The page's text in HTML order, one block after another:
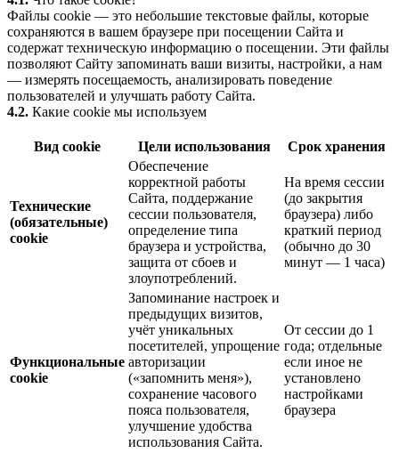
Файлы cookie — это небольшие текстовые файлы, которые
сохраняются в вашем браузере при посещении Сайта и
содержат техническую информацию о посещении. Эти файлы
позволяют Сайту запоминать ваши визиты, настройки, а нам
— измерять посещаемость, анализировать поведение
пользователей и улучшать работу Сайта.
4.2. Какие cookie мы используем
Вид cookie Цели использования Срок хранения
Технические
(обязательные)
cookie
Обеспечение
корректной работы
Сайта, поддержание
сессии пользователя,
определение типа
браузера и устройства,
защита от сбоев и
злоупотреблений.
На время сессии
(до закрытия
браузера) либо
краткий период
(обычно до 30
минут — 1 часа)
Функциональные
cookie
Запоминание настроек и
предыдущих визитов,
учёт уникальных
посетителей, упрощение
авторизации
(«запомнить меня»),
сохранение часового
пояса пользователя,
улучшение удобства
использования Сайта.
От сессии до 1
года; отдельные
если иное не
установлено
настройками
браузера